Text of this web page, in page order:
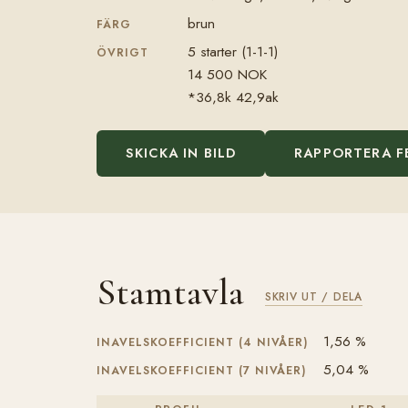
FÄRG brun
ÖVRIGT
5 starter (1-1-1)
14 500 NOK
*36,8k 42,9ak
SKICKA IN BILD RAPPORTERA
Stamtavla SKRIV UT / DELA
INAVELSKOEFFICIENT (4 NIVÅER) 1,56 %
INAVELSKOEFFICIENT (7 NIVÅER) 5,04 %